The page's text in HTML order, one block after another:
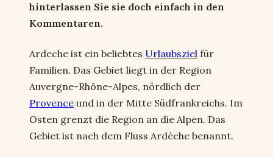
hinterlassen Sie sie doch einfach in den
Kommentaren.
Ardeche ist ein beliebtes Urlaubsziel für
Familien. Das Gebiet liegt in der Region
Auvergne-Rhône-Alpes, nördlich der
Provence und in der Mitte Südfrankreichs. Im
Osten grenzt die Region an die Alpen. Das
Gebiet ist nach dem Fluss Ardèche benannt.